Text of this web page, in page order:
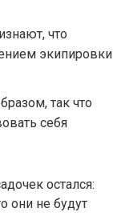
что
экипировки
так что
себя
остался:
они не будут